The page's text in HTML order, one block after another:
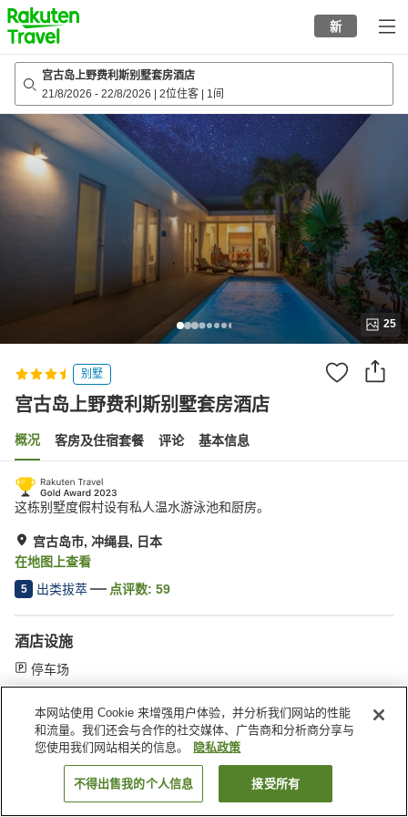
to
top
page
新
宫古岛上野费利斯别墅套房酒店
21/8/2026 - 22/8/2026 2位住客 1间
25
别墅
宫古岛上野费利斯别墅套房酒店
概况 客房及住宿套餐 评论 基本信息
这栋别墅度假村设有私人温水游泳池和厨房。
宫古岛市, 冲绳县, 日本
在地图上查看
5 出类拔萃 点评数: 59
酒店设施
停车场
首页 日本 冲绳县 宫古岛市 宫古岛上野费利斯别墅套房酒店
搜索客房
本网站使用 Cookie 来增强用户体验，并分析我们网站的性能
和流量。我们还会与合作的社交媒体、广告商和分析商分享与
您使用我们网站相关的信息。
隐私政策
不得出售我的个人信息 接受所有